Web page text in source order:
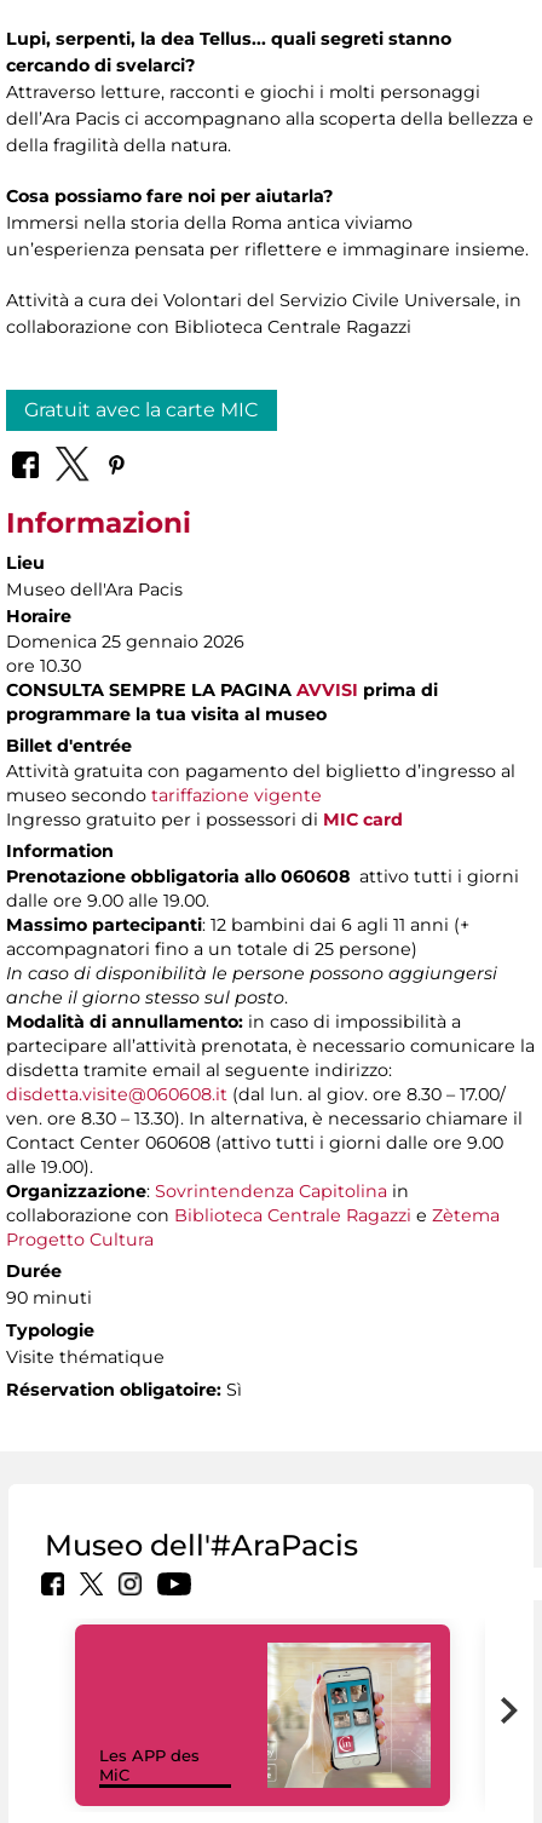
Lupi, serpenti, la dea Tellus... quali segreti stanno
cercando di svelarci?
Attraverso letture, racconti e giochi i molti personaggi
dell’Ara Pacis ci accompagnano alla scoperta della bellezza e
della fragilità della natura.
Cosa possiamo fare noi per aiutarla?
Immersi nella storia della Roma antica viviamo
un’esperienza pensata per riflettere e immaginare insieme.
Attività a cura dei Volontari del Servizio Civile Universale, in
collaborazione con Biblioteca Centrale Ragazzi
Gratuit avec la carte MIC
Informazioni
Lieu
Museo dell'Ara Pacis
Horaire
Domenica 25 gennaio 2026
ore 10.30
CONSULTA SEMPRE LA PAGINA AVVISI prima di
programmare la tua visita al museo
Billet d'entrée
Attività gratuita con pagamento del biglietto d’ingresso al
museo secondo tariffazione vigente
Ingresso gratuito per i possessori di MIC card
Information
Prenotazione obbligatoria allo 060608 attivo tutti i giorni
dalle ore 9.00 alle 19.00.
Massimo partecipanti: 12 bambini dai 6 agli 11 anni (+
accompagnatori fino a un totale di 25 persone)
In caso di disponibilità le persone possono aggiungersi
anche il giorno stesso sul posto.
Modalità di annullamento: in caso di impossibilità a
partecipare all’attività prenotata, è necessario comunicare la
disdetta tramite email al seguente indirizzo:
disdetta.visite@060608.it (dal lun. al giov. ore 8.30 – 17.00/
ven. ore 8.30 – 13.30). In alternativa, è necessario chiamare il
Contact Center 060608 (attivo tutti i giorni dalle ore 9.00
alle 19.00).
Organizzazione: Sovrintendenza Capitolina in
collaborazione con Biblioteca Centrale Ragazzi e Zètema
Progetto Cultura
Durée
90 minuti
Typologie
Visite thématique
Réservation obligatoire: Sì
Museo dell'#AraPacis
Les APP des
MiC